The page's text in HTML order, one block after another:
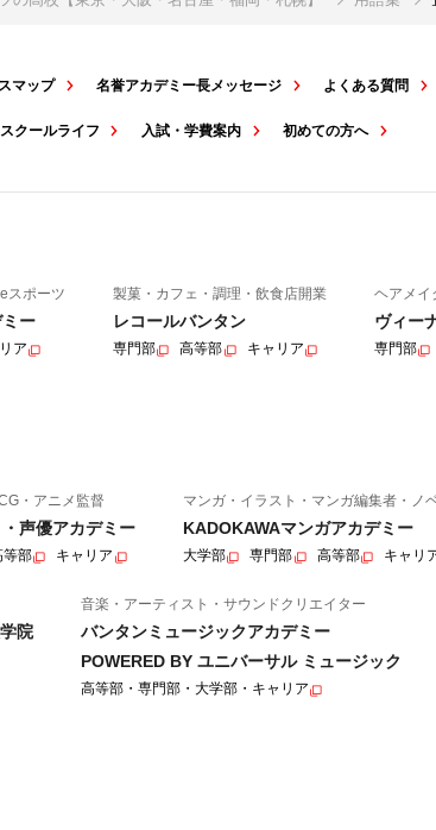
マップ 名誉アカデミー長メッセージ よくある質問
スクールライフ 入試・学費案内 初めての方へ
スポーツ
ー
ア
製菓・カフェ・調理・飲食店開業
レコールバンタン
専門部 高等部 キャリア
ヘアメイ
ヴィー
専門部
・アニメ監督
声優アカデミー
等部 キャリア
マンガ・イラスト・マンガ編集者・ノ
KADOKAWAマンガアカデミー
大学部 専門部 高等部 キャリ
院
音楽・アーティスト・サウンドクリエイター
バンタンミュージックアカデミー
POWERED BY ユニバーサル ミュージック
高等部・専門部・大学部・キャリア